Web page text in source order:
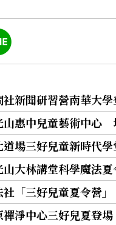
社新聞研習營南華大
山惠中兒童藝術中心
道場三好兒童新時代
山大林講堂科學魔法
社「三好兒童夏令營
禪淨中心三好兒夏登